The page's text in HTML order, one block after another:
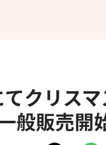
クリスマ
般販売開